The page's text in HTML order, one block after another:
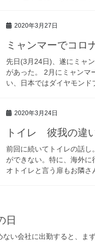
2020年3月27日
ミャンマーでコロ
先日(3月24日)、遂にミャ
があった。 2月にミャンマ
い、日本ではダイヤモン
2020年3月24日
トイレ 彼我の違
前回に続いてトイレの話し
ができない。特に、海外
オトイレと言う扉もお隣
日
い会社に出勤すると、ま